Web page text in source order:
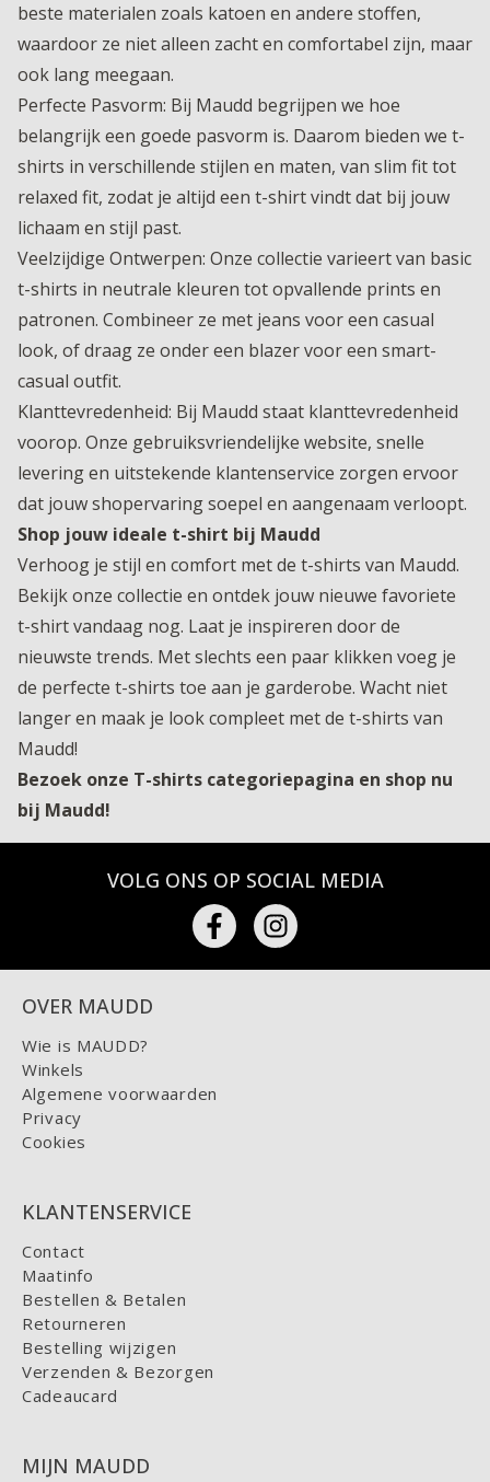
beste materialen zoals katoen en andere stoffen,
waardoor ze niet alleen zacht en comfortabel zijn, maar
ook lang meegaan.
Perfecte Pasvorm: Bij Maudd begrijpen we hoe
belangrijk een goede pasvorm is. Daarom bieden we t-
shirts in verschillende stijlen en maten, van slim fit tot
relaxed fit, zodat je altijd een t-shirt vindt dat bij jouw
lichaam en stijl past.
Veelzijdige Ontwerpen: Onze collectie varieert van basic
t-shirts in neutrale kleuren tot opvallende prints en
patronen. Combineer ze met jeans voor een casual
look, of draag ze onder een blazer voor een smart-
casual outfit.
Klanttevredenheid: Bij Maudd staat klanttevredenheid
voorop. Onze gebruiksvriendelijke website, snelle
levering en uitstekende klantenservice zorgen ervoor
dat jouw shopervaring soepel en aangenaam verloopt.
Shop jouw ideale t-shirt bij Maudd
Verhoog je stijl en comfort met de t-shirts van Maudd.
Bekijk onze collectie en ontdek jouw nieuwe favoriete
t-shirt vandaag nog. Laat je inspireren door de
nieuwste trends. Met slechts een paar klikken voeg je
de perfecte t-shirts toe aan je garderobe. Wacht niet
langer en maak je look compleet met de t-shirts van
Maudd!
Bezoek onze T-shirts categoriepagina en shop nu
bij Maudd!
VOLG ONS OP SOCIAL MEDIA
OVER MAUDD
Wie is MAUDD?
Winkels
Algemene voorwaarden
Privacy
Cookies
KLANTENSERVICE
Contact
Maatinfo
Bestellen & Betalen
Retourneren
Bestelling wijzigen
Verzenden & Bezorgen
Cadeaucard
MIJN MAUDD